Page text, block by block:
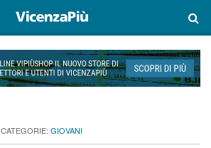
CATEGORIE: GIOVANI